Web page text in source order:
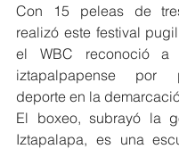
Con 15 peleas de
realizó este festival
el WBC reconoció a
iztapalpapense por
deporte en la
El boxeo, subrayó la
Iztapalapa, es una